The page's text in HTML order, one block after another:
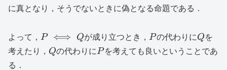
に真となり，そうでないときに偽となる命題である．
よって， P\iff
P ⟺ Qが成り立つとき， P
Pの代わりにQ
Qを
考えたり， Q
Qの代わりに P
Pを考えても良いということであ
る．